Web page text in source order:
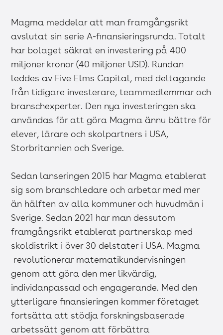
Magma meddelar att man framgångsrikt
avslutat sin serie A-finansieringsrunda. Totalt
har bolaget säkrat en investering på 400
miljoner kronor (40 miljoner USD). Rundan
leddes av Five Elms Capital, med deltagande
från tidigare investerare, teammedlemmar och
branschexperter. Den nya investeringen ska
användas för att göra Magma ännu bättre för
elever, lärare och skolpartners i USA,
Storbritannien och Sverige.
Sedan lanseringen 2015 har Magma etablerat
sig som branschledare och arbetar med mer
än hälften av alla kommuner och huvudmän i
Sverige. Sedan 2021 har man dessutom
framgångsrikt etablerat partnerskap med
skoldistrikt i över 30 delstater i USA. Magma
revolutionerar matematikundervisningen
genom att göra den mer likvärdig,
individanpassad och engagerande. Med den
ytterligare finansieringen kommer företaget
fortsätta att stödja forskningsbaserade
arbetssätt genom att förbättra